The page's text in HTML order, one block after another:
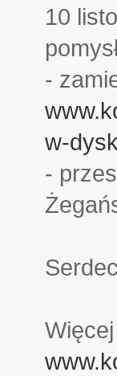
10
-
w-
-